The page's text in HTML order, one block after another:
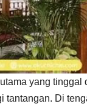
yang
tantangan. Di